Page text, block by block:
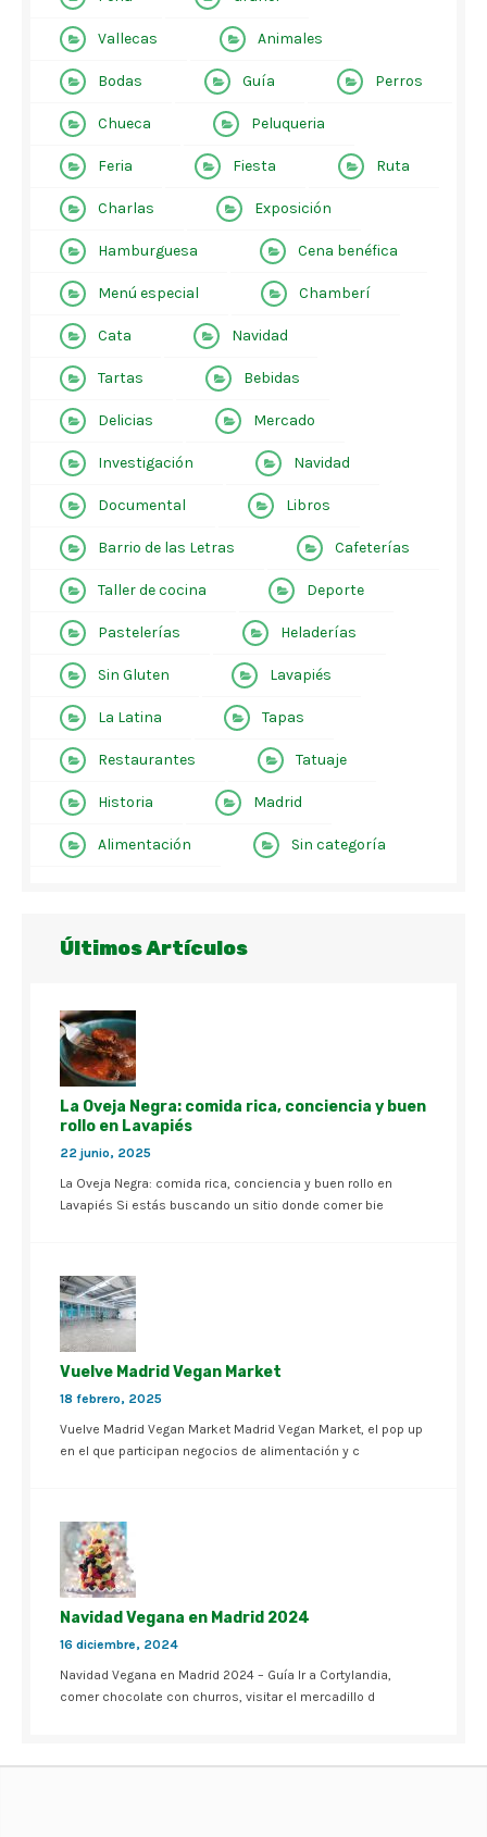
Vallecas Animales
Bodas Guía Perros
Chueca Peluqueria
Feria Fiesta Ruta
Charlas Exposición
Hamburguesa Cena benéfica
Menú especial Chamberí
Cata Navidad
Tartas Bebidas
Delicias Mercado
Investigación Navidad
Documental Libros
Barrio de las Letras Cafeterías
Taller de cocina Deporte
Pastelerías Heladerías
Sin Gluten Lavapiés
La Latina Tapas
Restaurantes Tatuaje
Historia Madrid
Alimentación Sin categoría
Últimos Artículos
La Oveja Negra: comida rica, conciencia y buen
rollo en Lavapiés
22 junio, 2025
La Oveja Negra: comida rica, conciencia y buen rollo en
Lavapiés Si estás buscando un sitio donde comer bie
Vuelve Madrid Vegan Market
18 febrero, 2025
Vuelve Madrid Vegan Market Madrid Vegan Market, el pop up
en el que participan negocios de alimentación y c
Navidad Vegana en Madrid 2024
16 diciembre, 2024
Navidad Vegana en Madrid 2024 – Guía Ir a Cortylandia,
comer chocolate con churros, visitar el mercadillo d